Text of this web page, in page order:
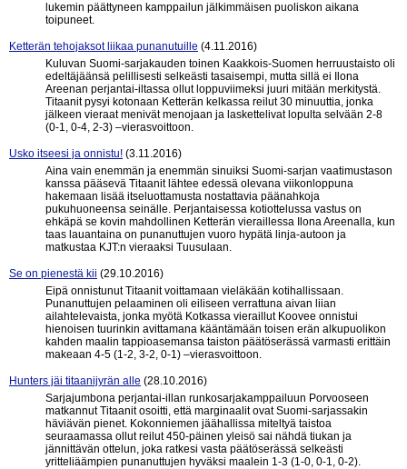
lukemin päättyneen kamppailun jälkimmäisen puoliskon aikana
toipuneet.
Ketterän tehojaksot liikaa punanutuille (4.11.2016)
Kuluvan Suomi-sarjakauden toinen Kaakkois-Suomen herruustaisto oli
edeltäjäänsä pelillisesti selkeästi tasaisempi, mutta sillä ei Ilona
Areenan perjantai-iltassa ollut loppuviimeksi juuri mitään merkitystä.
Titaanit pysyi kotonaan Ketterän kelkassa reilut 30 minuuttia, jonka
jälkeen vieraat menivät menojaan ja laskettelivat lopulta selvään 2-8
(0-1, 0-4, 2-3) –vierasvoittoon.
Usko itseesi ja onnistu! (3.11.2016)
Aina vain enemmän ja enemmän sinuiksi Suomi-sarjan vaatimustason
kanssa pääsevä Titaanit lähtee edessä olevana viikonloppuna
hakemaan lisää itseluottamusta nostattavia päänahkoja
pukuhuoneensa seinälle. Perjantaisessa kotiottelussa vastus on
ehkäpä se kovin mahdollinen Ketterän vieraillessa Ilona Areenalla, kun
taas lauantaina on punanuttujen vuoro hypätä linja-autoon ja
matkustaa KJT:n vieraaksi Tuusulaan.
Se on pienestä kii (29.10.2016)
Eipä onnistunut Titaanit voittamaan vieläkään kotihallissaan.
Punanuttujen pelaaminen oli eiliseen verrattuna aivan liian
ailahtelevaista, jonka myötä Kotkassa vieraillut Koovee onnistui
hienoisen tuurinkin avittamana kääntämään toisen erän alkupuolikon
kahden maalin tappioasemansa taiston päätöserässä varmasti erittäin
makeaan 4-5 (1-2, 3-2, 0-1) –vierasvoittoon.
Hunters jäi titaanijyrän alle (28.10.2016)
Sarjajumbona perjantai-illan runkosarjakamppailuun Porvooseen
matkannut Titaanit osoitti, että marginaalit ovat Suomi-sarjassakin
häviävän pienet. Kokonniemen jäähallissa miteltyä taistoa
seuraamassa ollut reilut 450-päinen yleisö sai nähdä tiukan ja
jännittävän ottelun, joka ratkesi vasta päätöserässä selkeästi
yritteliäämpien punanuttujen hyväksi maalein 1-3 (1-0, 0-1, 0-2).